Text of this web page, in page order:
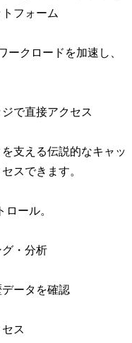
フォーム
ークロードを加速し、
で直接アクセス
支える伝説的なキャッ
スできます。
ロール。
・分析
ータを確認
ス